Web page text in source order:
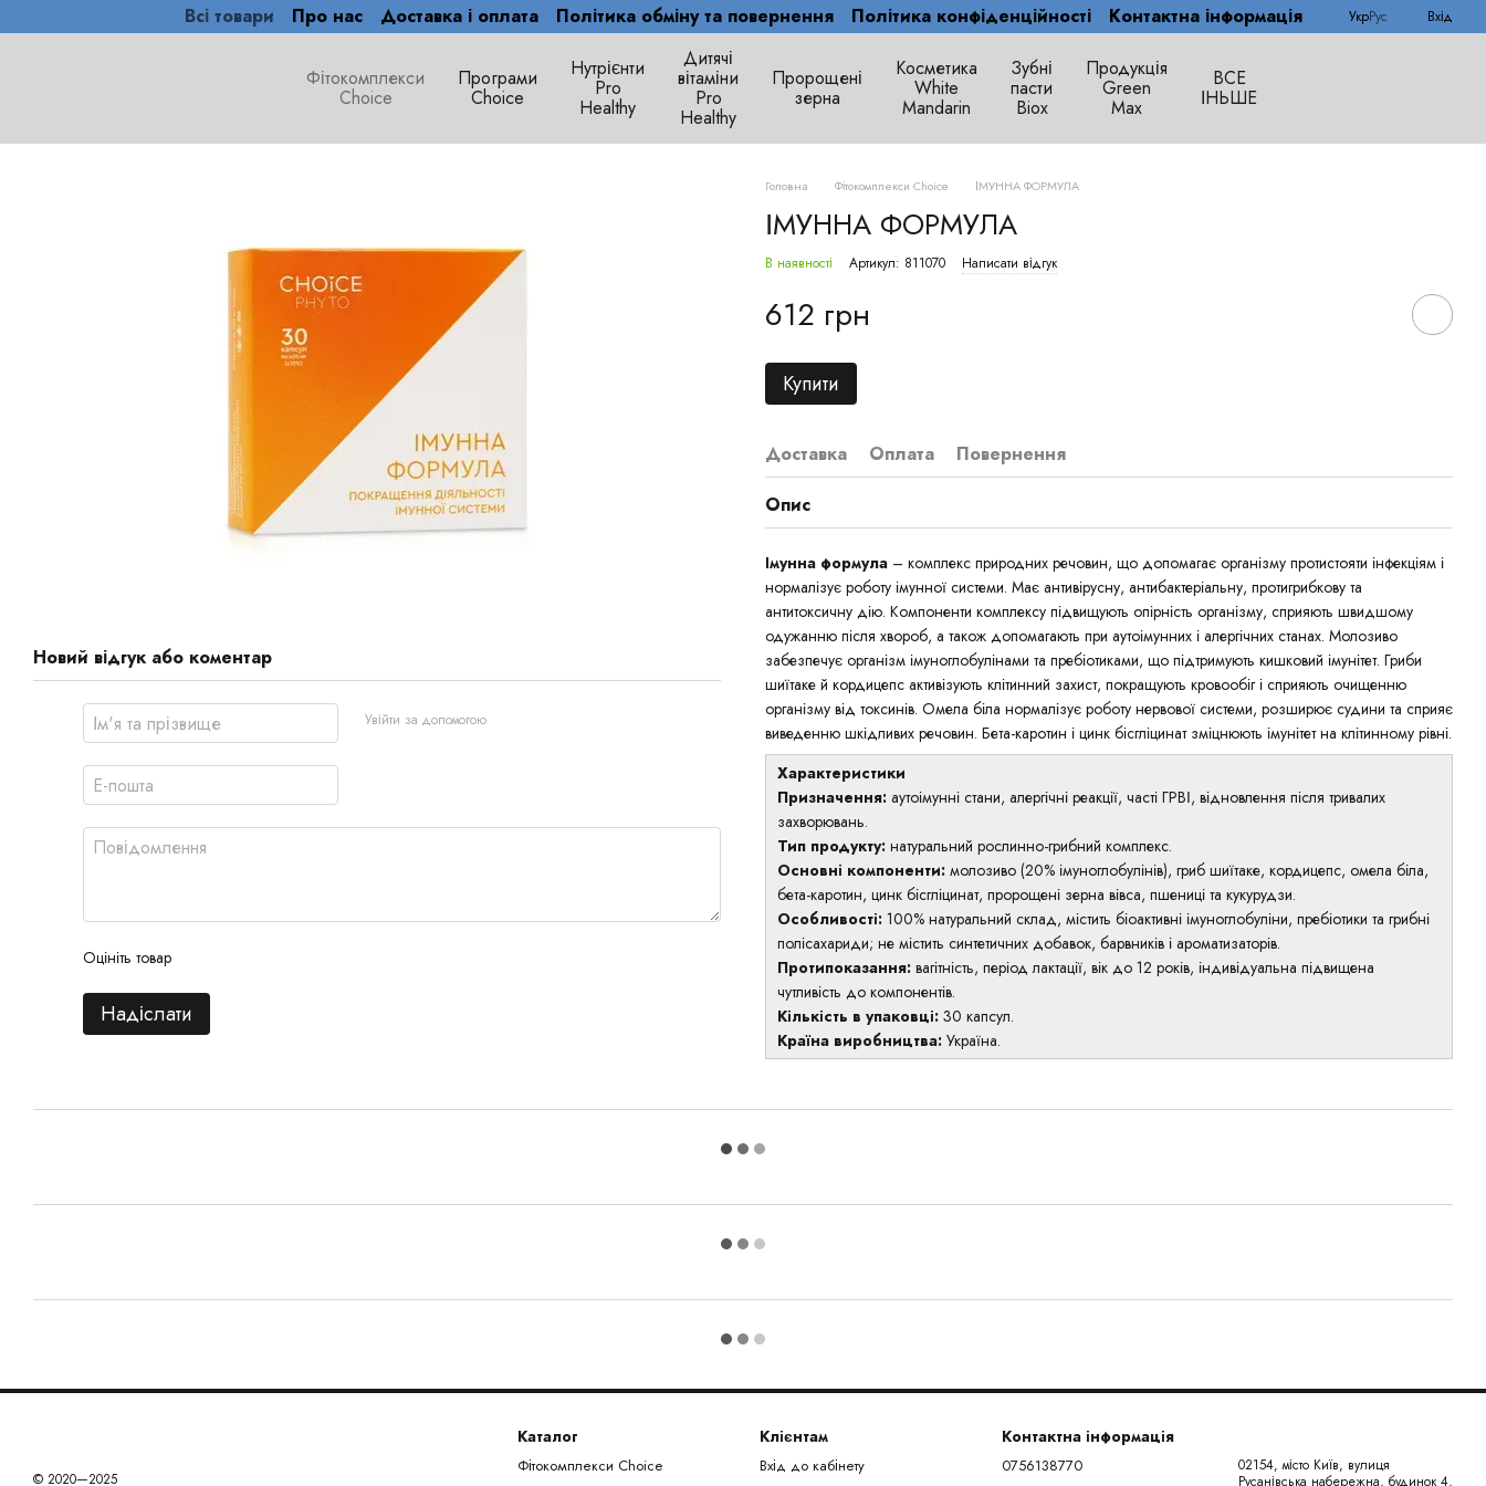
Перейти до основного контенту
Всі товари Про нас Доставка і оплата Політика обміну та повернення Політика конфіденційності Контактна інформація УкрРус Вхід
Фітокомплекси
Сhoice
Програми
Choice
Нутрієнти
Рro
Healthy
Дитячі
вітаміни
Pro
Healthy
Пророщені
зерна
Косметика
White
Mandarin
Зубні
пасти
Biox
Продукція
Green
Max
ВСЕ
ІНЬШЕ
Новий відгук або коментар
Увійти за допомогою
Оцініть товар
Надіслати
Головна Фітокомплекси Сhoice ІМУННА ФОРМУЛА
ІМУННА ФОРМУЛА
В наявності Артикул: 811070 Написати відгук
612 грн
Купити
Доставка Оплата
Повернення
Опис
Імунна формула – комплекс природних речовин, що допомагає організму протистояти інфекціям і
нормалізує роботу імунної системи. Має антивірусну, антибактеріальну, протигрибкову та
антитоксичну дію. Компоненти комплексу підвищують опірність організму, сприяють швидшому
одужанню після хвороб, а також допомагають при аутоімунних і алергічних станах. Молозиво
забезпечує організм імуноглобулінами та пребіотиками, що підтримують кишковий імунітет. Гриби
шиїтаке й кордицепс активізують клітинний захист, покращують кровообіг і сприяють очищенню
організму від токсинів. Омела біла нормалізує роботу нервової системи, розширює судини та сприяє
виведенню шкідливих речовин. Бета-каротин і цинк бісгліцинат зміцнюють імунітет на клітинному рівні.
Характеристики
Призначення: аутоімунні стани, алергічні реакції, часті ГРВІ, відновлення після тривалих
захворювань.
Тип продукту: натуральний рослинно-грибний комплекс.
Основні компоненти: молозиво (20% імуноглобулінів), гриб шиїтаке, кордицепс, омела біла,
бета-каротин, цинк бісгліцинат, пророщені зерна вівса, пшениці та кукурудзи.
Особливості: 100% натуральний склад, містить біоактивні імуноглобуліни, пребіотики та грибні
полісахариди; не містить синтетичних добавок, барвників і ароматизаторів.
Протипоказання: вагітність, період лактації, вік до 12 років, індивідуальна підвищена
чутливість до компонентів.
Кількість в упаковці: 30 капсул.
Країна виробництва: Україна.
© 2020—2025
Каталог
Фітокомплекси Сhoice
Клієнтам
Вхід до кабінету
Контактна інформація
0756138770
02154, місто Київ, вулиця
Русанівська набережна, будинок 4,